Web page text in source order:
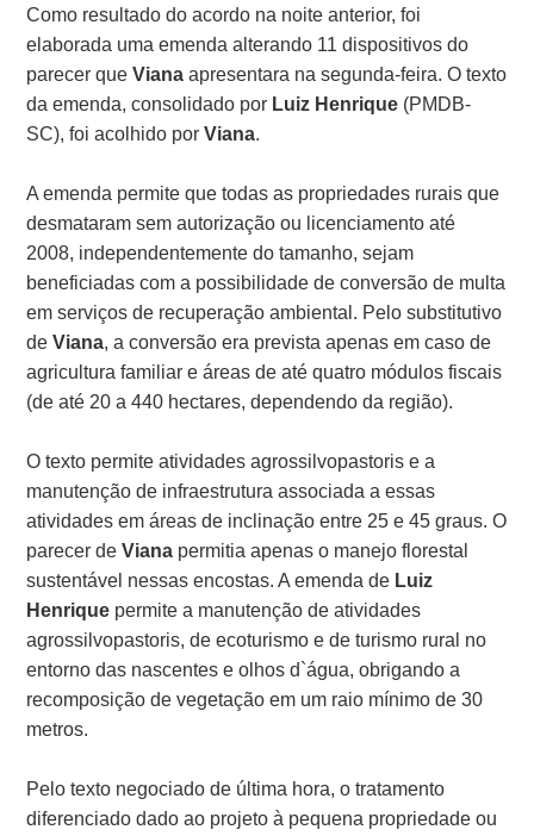
Como resultado do acordo na noite anterior, foi
elaborada uma emenda alterando 11 dispositivos do
parecer queVianaapresentara na segunda-feira. O texto
da emenda, consolidado por Luiz Henrique (PMDB-
SC), foi acolhido porViana.
A emenda permite que todas as propriedades rurais que
desmataram sem autorização ou licenciamento até
2008, independentemente do tamanho, sejam
beneficiadas com a possibilidade de conversão de multa
em serviços de recuperação ambiental. Pelo substitutivo
deViana, a conversão era prevista apenas em caso de
agricultura familiar e áreas de até quatro módulos fiscais
(de até 20 a 440 hectares, dependendo da região).
O texto permite atividades agrossilvopastoris e a
manutenção de infraestrutura associada a essas
atividades em áreas de inclinação entre 25 e 45 graus. O
parecer deViana permitia apenas o manejo florestal
sustentável nessas encostas. A emenda de Luiz
Henrique permite a manutenção de atividades
agrossilvopastoris, de ecoturismo e de turismo rural no
entorno das nascentes e olhos d`água, obrigando a
recomposição de vegetação em um raio mínimo de 30
metros.
Pelo texto negociado de última hora, o tratamento
diferenciado dado ao projeto à pequena propriedade ou